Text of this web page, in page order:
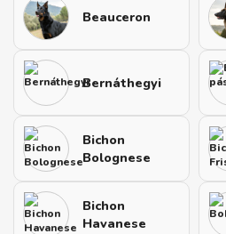
Beauceron
Bernáthegyi
Bichon
Bolognese
Bichon
Havanese